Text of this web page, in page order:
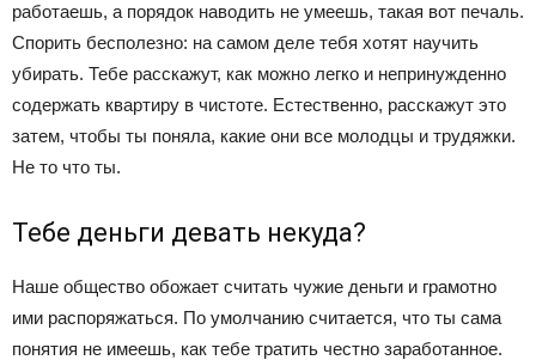
работаешь, а порядок наводить не умеешь, такая вот печаль.
Спорить бесполезно: на самом деле тебя хотят научить
убирать. Тебе расскажут, как можно легко и непринужденно
содержать квартиру в чистоте. Естественно, расскажут это
затем, чтобы ты поняла, какие они все молодцы и трудяжки.
Не то что ты.
Тебе деньги девать некуда?
Наше общество обожает считать чужие деньги и грамотно
ими распоряжаться. По умолчанию считается, что ты сама
понятия не имеешь, как тебе тратить честно заработанное.